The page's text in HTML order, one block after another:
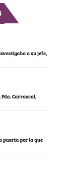
a su jefe,
Carrascal,
puerta por la que